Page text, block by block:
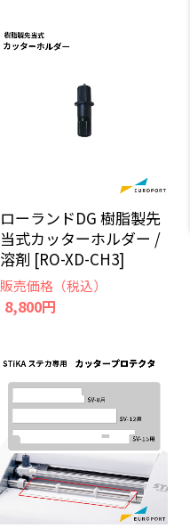
ローランドDG 樹脂製先
当式カッターホルダー /
溶剤 [RO-XD-CH3]
販売価格（税込）
8,800円